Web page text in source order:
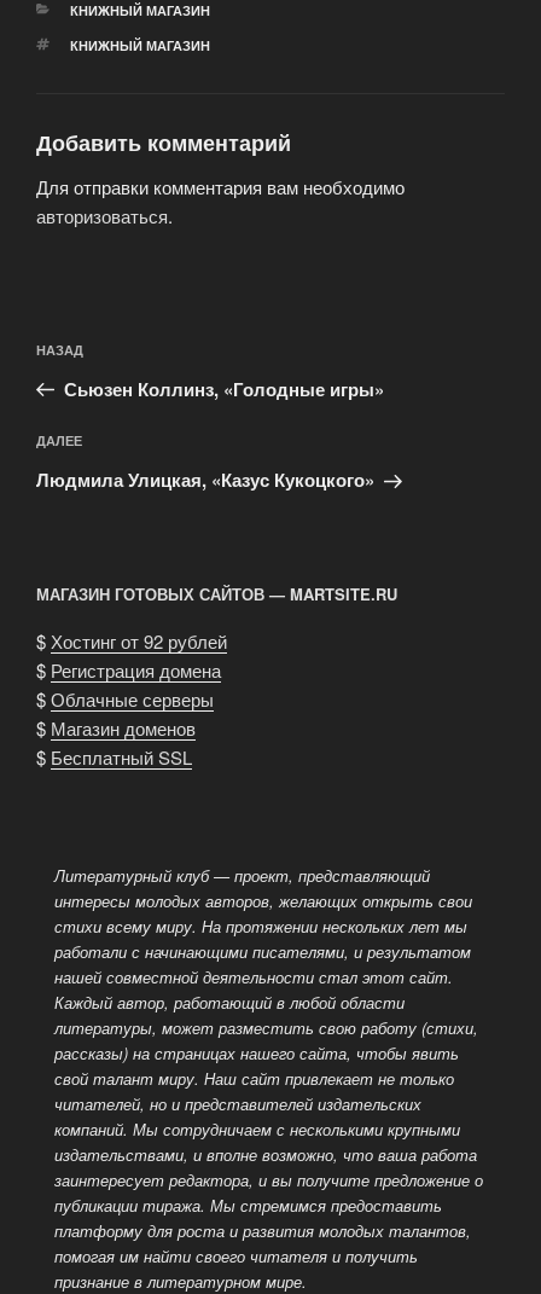
РУБРИКИ
КНИЖНЫЙ МАГАЗИН
МЕТКИ
КНИЖНЫЙ МАГАЗИН
Добавить комментарий
Для отправки комментария вам необходимо
авторизоваться.
по
записям
Предыдущая
запись:
НАЗАД
Сьюзен Коллинз, «Голодные игры»
Следующая
запись
ДАЛЕЕ
Людмила Улицкая, «Казус Кукоцкого»
МАГАЗИН ГОТОВЫХ САЙТОВ — MARTSITE.RU
$ Хостинг от 92 рублей
$ Регистрация домена
$Облачные серверы
$ Магазин доменов
$ Бесплатный SSL
Литературный клуб — проект, представляющий
интересы молодых авторов, желающих открыть свои
стихи всему миру. На протяжении нескольких лет мы
работали с начинающими писателями, и результатом
нашей совместной деятельности стал этот сайт.
Каждый автор, работающий в любой области
литературы, может разместить свою работу (стихи,
рассказы) на страницах нашего сайта, чтобы явить
свой талант миру. Наш сайт привлекает не только
читателей, но и представителей издательских
компаний. Мы сотрудничаем с несколькими крупными
издательствами, и вполне возможно, что ваша работа
заинтересует редактора, и вы получите предложение о
публикации тиража. Мы стремимся предоставить
платформу для роста и развития молодых талантов,
помогая им найти своего читателя и получить
признание в литературном мире.